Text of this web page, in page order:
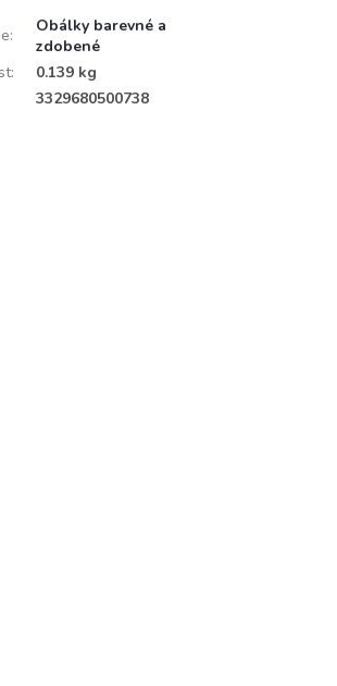
:
Obálky barevné a
zdobené
:
0.139 kg
3329680500738